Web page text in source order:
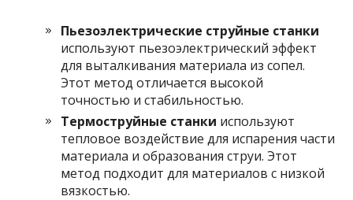
Пьезоэлектрические струйные станки
используют пьезоэлектрический эффект
для выталкивания материала из сопел.
Этот метод отличается высокой
точностью и стабильностью.
Термоструйные станки используют
тепловое воздействие для испарения части
материала и образования струи. Этот
метод подходит для материалов с низкой
вязкостью.